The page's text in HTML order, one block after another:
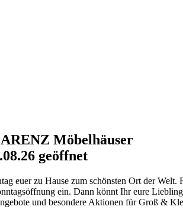
Möbelhäuser
geöffnet
euer zu Hause zum schönsten Ort der
ein. Dann könnt Ihr eure
und besondere Aktionen für Groß &